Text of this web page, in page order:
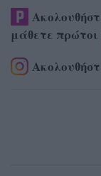
μάθετε πρώτοι